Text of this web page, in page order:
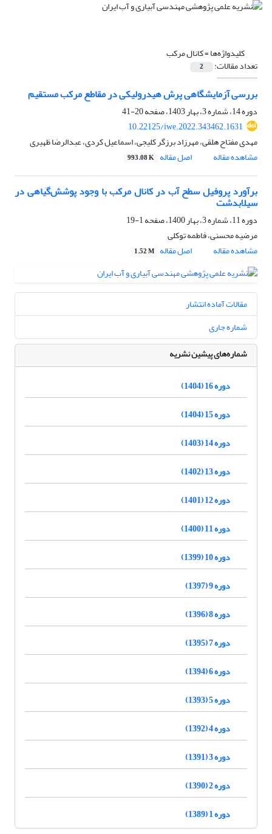
کلیدواژه‌ها =کانال مرکب
تعداد مقالات: 2
بررسی آزمایشگاهی پرش هیدرولیکی در مقاطع مرکب مستقیم
دوره 14، شماره 3، بهار 1403، صفحه
20-41
10.22125/iwe.2022.343462.1631
مهدی مفتاح هلقی، مهرزاد برزگر کلیجی، اسماعیل کردی، عبدالرضا ظهیری
مشاهده مقاله
اصل مقاله 993.08 K
برآورد پروفیل سطح آب در کانال مرکب با وجود پوشش‌گیاهی در
سیلابدشت
دوره 11، شماره 3، بهار 1400، صفحه
1-19
مرضیه محسنی، فاطمه توکلی
مشاهده مقاله
اصل مقاله 1.52 M
مقالات آماده انتشار
شماره جاری
شماره‌های پیشین نشریه
دوره 16 (1404)
دوره 15 (1404)
دوره 14 (1403)
دوره 13 (1402)
دوره 12 (1401)
دوره 11 (1400)
دوره 10 (1399)
دوره 9 (1397)
دوره 8 (1396)
دوره 7 (1395)
دوره 6 (1394)
دوره 5 (1393)
دوره 4 (1392)
دوره 3 (1391)
دوره 2 (1390)
دوره 1 (1389)